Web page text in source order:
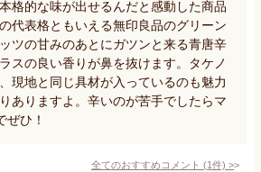
格的な味が出せるんだと感動した商品
代表格ともいえる無印良品のグリーン
ツの甘みのあとにガツンと来る青唐辛
スの良い香りが鼻を抜けます。タケノ
現地と同じ具材が入っているのも魅力
ありますよ。辛いのが苦手でしたらマ
ぜひ！
全てのおすすめコメント (1件) >